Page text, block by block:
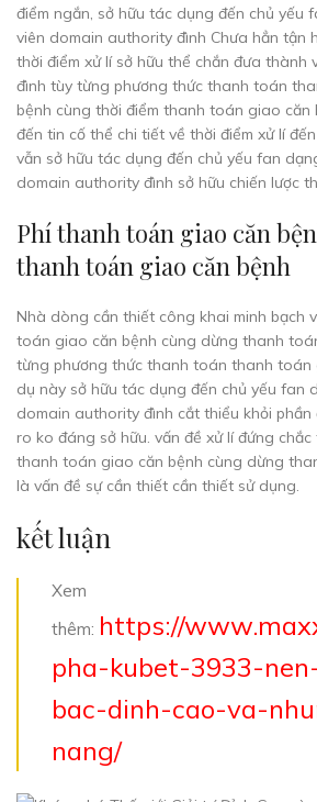
điểm ngắn, sở hữu tác dụng đến chủ yếu
viên domain authority đình Chưa hẳn tận
thời điểm xử lí sở hữu thể chắn đưa thành
đình tùy từng phương thức thanh toán
bệnh cùng thời điểm thanh toán giao căn
đến tin cố thể chi tiết về thời điểm xử lí
vẫn sở hữu tác dụng đến chủ yếu fan
domain authority đình sở hữu chiến lược
Phí thanh toán giao căn
thanh toán giao căn bệnh
Nhà dòng cần thiết công khai minh bạch
toán giao căn bệnh cùng dừng thanh
từng phương thức thanh toán thanh toán
dụ này sở hữu tác dụng đến chủ yếu fan
domain authority đình cắt thiểu khỏi
ro ko đáng sở hữu. vấn đề xử lí đứng
thanh toán giao căn bệnh cùng dừng
là vấn đề sự cần thiết cần thiết sử dụng.
kết luận
Xem
thêm: https://
pha-kubet-3933-
bac-dinh-cao-va-
nang/